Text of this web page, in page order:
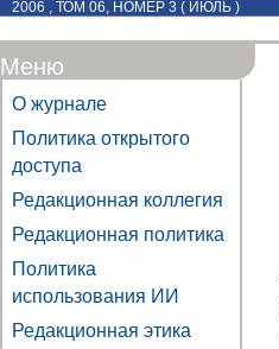
2006 , ТОМ 06, НОМЕР 3 ( ИЮЛЬ )
Меню
О журнале
Политика открытого
доступа
Редакционная коллегия
Редакционная политика
Политика
использования ИИ
Редакционная этика